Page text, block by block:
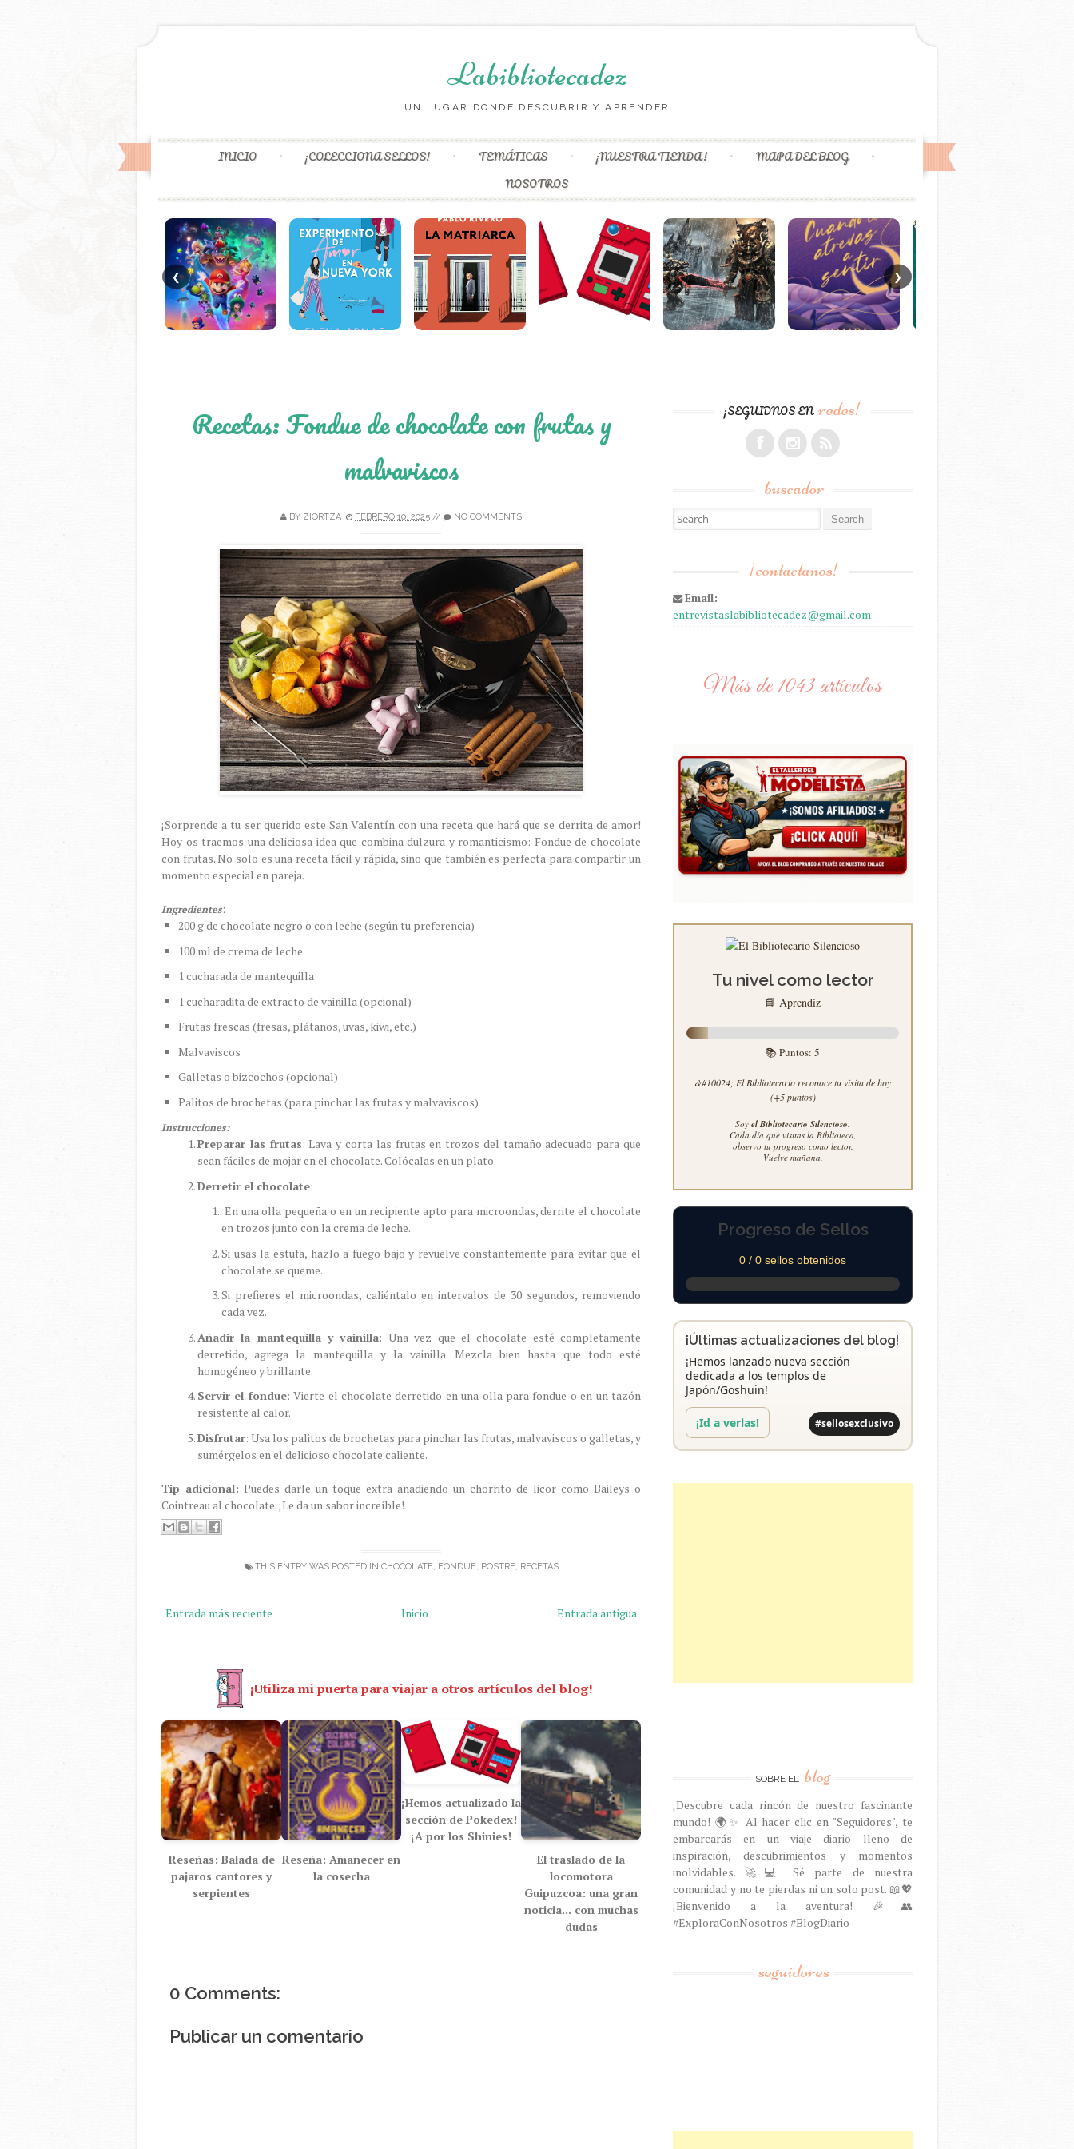
Labibliotecadez
UN LUGAR DONDE DESCUBRIR Y APRENDER
INICIO ¡COLECCIONA SELLOS! TEMÁTICAS ¡NUESTRA TIENDA!
MAPA DEL BLOG
NOSOTROS
❮ ❯
Recetas: Fondue de chocolate con frutas y
malvaviscos
BY ZIORTZA FEBRERO 10, 2025 // NO COMMENTS
¡Sorprende a tu ser querido este San Valentín con una receta que hará que se derrita de amor!
Hoy os traemos una deliciosa idea que combina dulzura y romanticismo: Fondue de chocolate
con frutas. No solo es una receta fácil y rápida, sino que también es perfecta para compartir un
momento especial en pareja.
Ingredientes:
200 g de chocolate negro o con leche (según tu preferencia)
100 ml de crema de leche
1 cucharada de mantequilla
1 cucharadita de extracto de vainilla (opcional)
Frutas frescas (fresas, plátanos, uvas, kiwi, etc.)
Malvaviscos
Galletas o bizcochos (opcional)
Palitos de brochetas (para pinchar las frutas y malvaviscos)
Instrucciones:
Preparar las frutas: Lava y corta las frutas en trozos del tamaño adecuado para que
sean fáciles de mojar en el chocolate. Colócalas en un plato.
Derretir el chocolate:
En una olla pequeña o en un recipiente apto para microondas, derrite el chocolate
en trozos junto con la crema de leche.
Si usas la estufa, hazlo a fuego bajo y revuelve constantemente para evitar que el
chocolate se queme.
Si prefieres el microondas, caliéntalo en intervalos de 30 segundos, removiendo
cada vez.
Añadir la mantequilla y vainilla: Una vez que el chocolate esté completamente
derretido, agrega la mantequilla y la vainilla. Mezcla bien hasta que todo esté
homogéneo y brillante.
Servir el fondue: Vierte el chocolate derretido en una olla para fondue o en un tazón
resistente al calor.
Disfrutar: Usa los palitos de brochetas para pinchar las frutas, malvaviscos o galletas, y
sumérgelos en el delicioso chocolate caliente.
Tip adicional: Puedes darle un toque extra añadiendo un chorrito de licor como Baileys o
Cointreau al chocolate. ¡Le da un sabor increíble!
THIS ENTRY WAS POSTED IN CHOCOLATE, FONDUE, POSTRE, RECETAS
Entrada más reciente Entrada antigua
Inicio
¡Utiliza mi puerta para viajar a otros artículos del blog!
Reseñas: Balada de
pajaros cantores y
serpientes
Reseña: Amanecer en
la cosecha
¡Hemos actualizado la
sección de Pokedex!
¡A por los Shinies!
El traslado de la
locomotora
Guipuzcoa: una gran
noticia... con muchas
dudas
0 Comments:
Publicar un comentario
¡SEGUIDNOS ENredes!
buscador
Search for:
¡contactanos!
Email:
entrevistaslabibliotecadez@gmail.com
Más de 1043 artículos
Tu nivel como lector
📘 Aprendiz
📚 Puntos: 5
&#10024; El Bibliotecario reconoce tu visita de hoy
(+5 puntos)
Soy el Bibliotecario Silencioso.
Cada día que visitas la Biblioteca,
observo tu progreso como lector.
Vuelve mañana.
Progreso de Sellos
0 / 0 sellos obtenidos
¡Últimas actualizaciones del blog!
¡Hemos lanzado nueva sección
dedicada a los templos de
Japón/Goshuin!
¡Id a verlas! #sellosexclusivo
SOBRE EL blog
¡Descubre cada rincón de nuestro fascinante
mundo! 🌍✨ Al hacer clic en "Seguidores", te
embarcarás en un viaje diario lleno de
inspiración, descubrimientos y momentos
inolvidables. 🚀💻 Sé parte de nuestra
comunidad y no te pierdas ni un solo post. 📖💖
¡Bienvenido a la aventura! 🎉👥
#ExploraConNosotros #BlogDiario
seguidores